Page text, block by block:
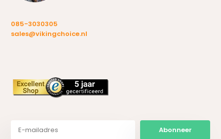
085-3030305
sales@vikingchoice.nl
Abonneer